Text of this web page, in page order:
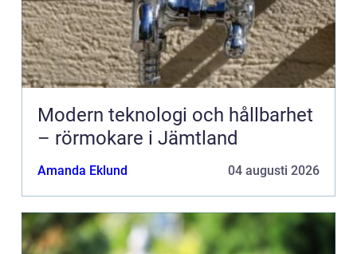
Modern teknologi och hållbarhet
– rörmokare i Jämtland
Amanda Eklund 04 augusti 2026